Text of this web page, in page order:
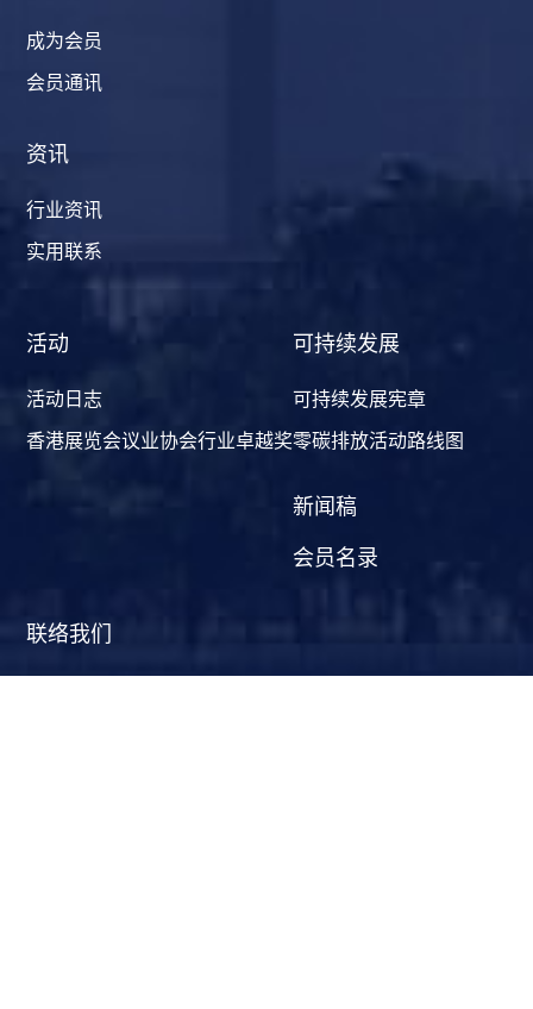
成为会员
会员通讯
资讯
行业资讯
实用联系
活动
活动日志
香港展览会议业协会行业卓越奖
可持续发展
可持续发展宪章
零碳排放活动路线图
新闻稿
会员名录
联络我们